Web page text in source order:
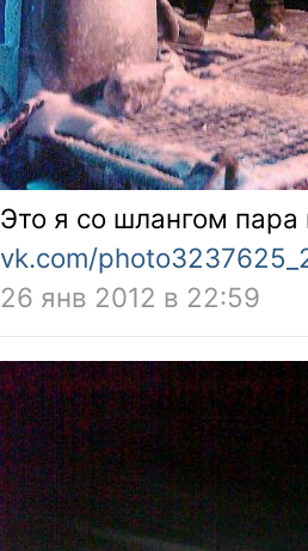
Это я со шлангом пара
vk.com/
26 янв 2012 в 22:59